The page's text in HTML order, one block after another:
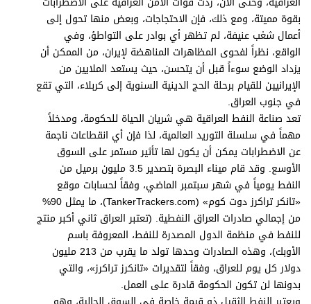
بقوة مميتة، ومع ذلك، فإن الاحتجاجات، وبعض منها تحول إلى
أعمال شغب عنيفة، لم تظهر أي بوادر على التواطؤ، وفي
الواقع، نظراً لفحوى المظاهرات المناهضة لإيران، من الممكن أن
يزداد الوضع سوءاً قبل أن يتحسن، حيث يستعد الملايين من
الإيرانيين للقيام برحلة الحج الدينية السنوية إلى كربلاء، التي تقع
في جنوب العراق.
تعد صناعة النفط العراقية هي شريان الحياة للحكومة، ومدخلاً
مهماً في سلسلة التوريد العالمية، لذا فإن أي انقطاعات ناجمة
عن الاضطرابات يمكن أن يكون لها تأثير مستمر على السوق
الأوسع. وقد قام ميناء البصرة بتصدير 3.5 مليون برميل من
النفط يومياً في شهر سبتمبر الماضي، وفقاً لحسابات موقع
«تانكر تراكرز دوت كوم» (TankerTrackers.com)، ما يمثل 90%
من إجمالي صادرات العراق النفطية. (تعتبر العراق ثاني أكبر منتج
للنفط في منظمة الدول المصدرة للنفط، المعروفة باسم
الأوبك)، وهذه الصادرات وحدها تولد ما يقرب من 213 مليون
دولار كل يوم للعراق، وفقاً لتقديرات «تانكرز تراكرز»، والتي
بدونها لن تكون الحكومة قادرة على العمل.